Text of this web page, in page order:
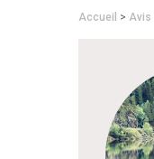
Accueil > Avis